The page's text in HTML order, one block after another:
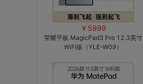
￥5999
荣耀平板 MagicPad3 Pro 12.3英寸
WiFi版（YLE-W09）